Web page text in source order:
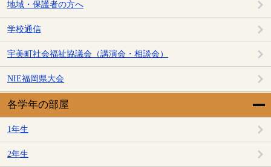
地域・保護者の方へ
学校通信
宇美町社会福祉協議会（講演会・相談会）
NIE福岡県大会
各学年の部屋
1年生
2年生